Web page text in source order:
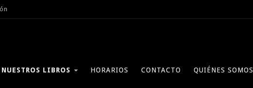
NUESTROS LIBROS HORARIOS CONTACTO QUIÉNES SOMOS